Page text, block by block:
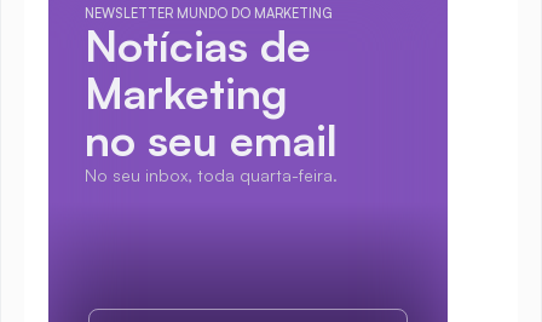
NEWSLETTER MUNDO DO MARKETING
Notícias de
Marketing
no seu email
No seu inbox, toda quarta-feira.